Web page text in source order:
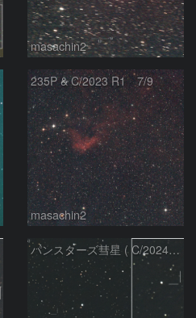
masachin2
235P & C/2023 R1 7/9
masachin2
パンスターズ彗星 ( C/2024G4 )の予報位置：2026/06/23